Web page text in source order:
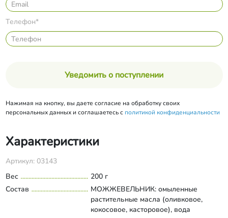
Телефон*
Уведомить о поступлении
Нажимая на кнопку, вы даете согласие на обработку своих
персональных данных и соглашаетесь с политикой конфиденциальности
Характеристики
Артикул: 03143
Вес
200 г
Состав
МОЖЖЕВЕЛЬНИК: омыленные
растительные масла (оливковое,
кокосовое, касторовое), вода